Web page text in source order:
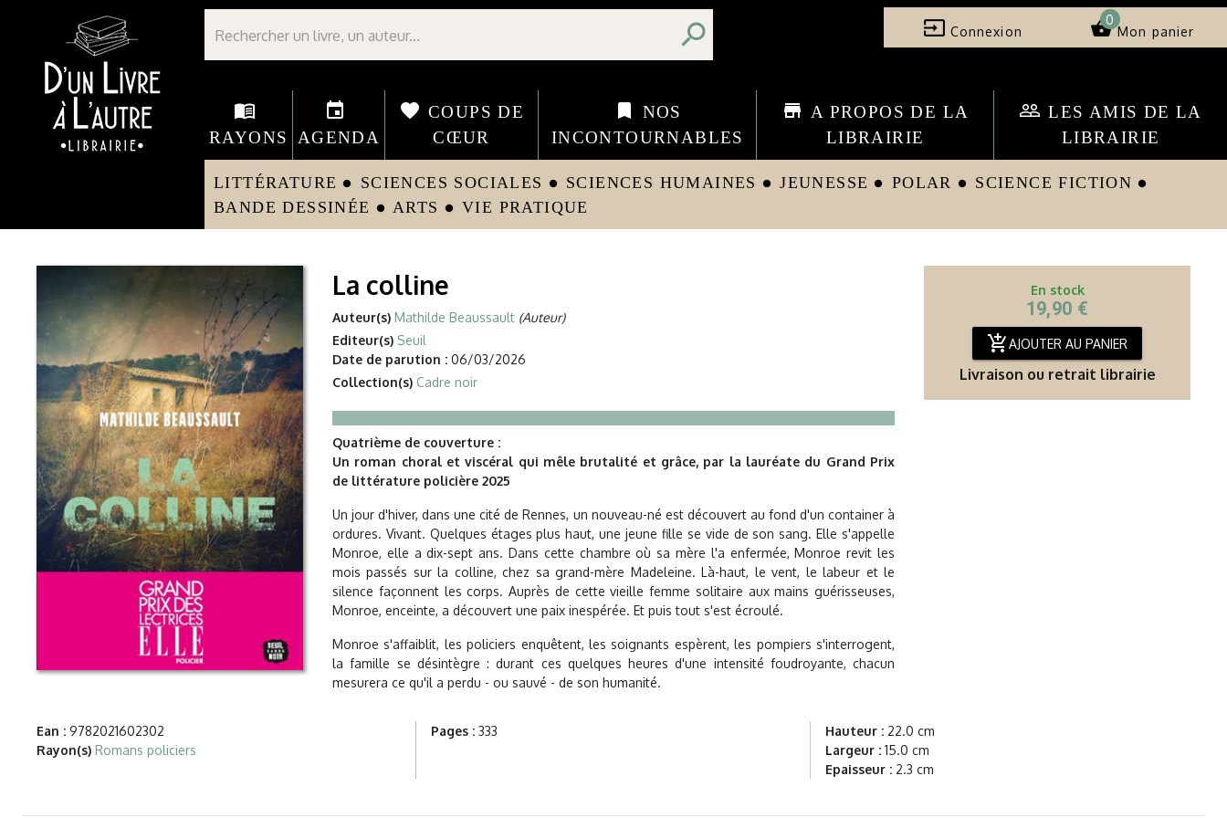
Librairie D'un livre à l'autre - Avranches
search input Connexion shopping_basket
0
Mon panier
menu_book
RAYONS
event
AGENDA
favorite COUPS DE
CŒUR
bookmark
NOS
INCONTOURNABLES
store A PROPOS DE LA
LIBRAIRIE
people_outline LES AMIS DE LA
LIBRAIRIE
LITTÉRATURE circle SCIENCES SOCIALES circle SCIENCES HUMAINES circle JEUNESSE circle POLAR circle SCIENCE FICTION circle
BANDE DESSINÉE circle ARTS circle VIE PRATIQUE
La colline
Auteur(s) Mathilde Beaussault (Auteur)
Editeur(s) Seuil
Date de parution : 06/03/2026
Collection(s) Cadre noir
Quatrième de couverture :
Un roman choral et viscéral qui mêle brutalité et grâce, par la lauréate du Grand Prix
de littérature policière 2025
Un jour d'hiver, dans une cité de Rennes, un nouveau-né est découvert au fond d'un container à
ordures. Vivant. Quelques étages plus haut, une jeune fille se vide de son sang. Elle s'appelle
Monroe, elle a dix-sept ans. Dans cette chambre où sa mère l'a enfermée, Monroe revit les
mois passés sur la colline, chez sa grand-mère Madeleine. Là-haut, le vent, le labeur et le
silence façonnent les corps. Auprès de cette vieille femme solitaire aux mains guérisseuses,
Monroe, enceinte, a découvert une paix inespérée. Et puis tout s'est écroulé.
Monroe s'affaiblit, les policiers enquêtent, les soignants espèrent, les pompiers s'interrogent,
la famille se désintègre : durant ces quelques heures d'une intensité foudroyante, chacun
mesurera ce qu'il a perdu - ou sauvé - de son humanité.
En stock
19,90 €
add_shopping_cartAJOUTER AU PANIER
Livraison ou retrait librairie
Ean : 9782021602302
Rayon(s) Romans policiers
Pages : 333 Hauteur : 22.0 cm
Largeur : 15.0 cm
Epaisseur : 2.3 cm